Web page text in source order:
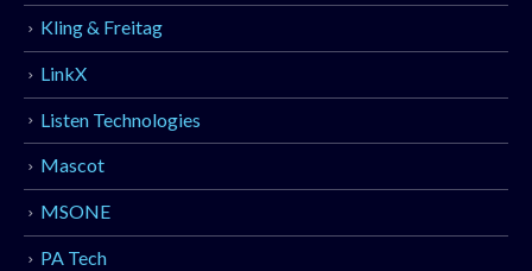
Kling & Freitag
LinkX
Listen Technologies
Mascot
MSONE
PA Tech